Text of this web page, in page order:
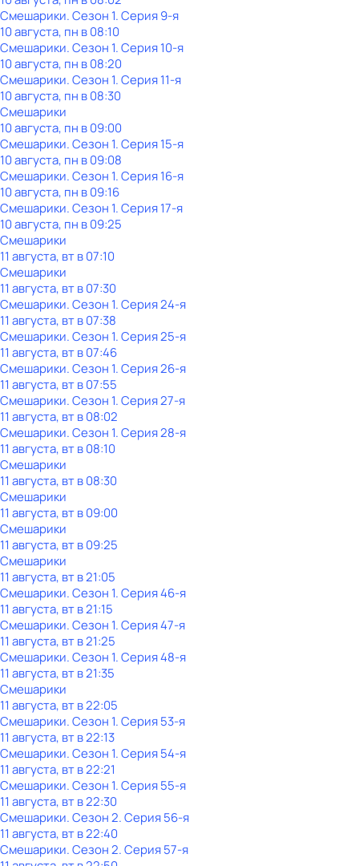
Смешарики. Сезон 1. Серия 9-я
10 августа, пн в 08:10
Смешарики. Сезон 1. Серия 10-я
10 августа, пн в 08:20
Смешарики. Сезон 1. Серия 11-я
10 августа, пн в 08:30
Смешарики
10 августа, пн в 09:00
Смешарики. Сезон 1. Серия 15-я
10 августа, пн в 09:08
Смешарики. Сезон 1. Серия 16-я
10 августа, пн в 09:16
Смешарики. Сезон 1. Серия 17-я
10 августа, пн в 09:25
Смешарики
11 августа, вт в 07:10
Смешарики
11 августа, вт в 07:30
Смешарики. Сезон 1. Серия 24-я
11 августа, вт в 07:38
Смешарики. Сезон 1. Серия 25-я
11 августа, вт в 07:46
Смешарики. Сезон 1. Серия 26-я
11 августа, вт в 07:55
Смешарики. Сезон 1. Серия 27-я
11 августа, вт в 08:02
Смешарики. Сезон 1. Серия 28-я
11 августа, вт в 08:10
Смешарики
11 августа, вт в 08:30
Смешарики
11 августа, вт в 09:00
Смешарики
11 августа, вт в 09:25
Смешарики
11 августа, вт в 21:05
Смешарики. Сезон 1. Серия 46-я
11 августа, вт в 21:15
Смешарики. Сезон 1. Серия 47-я
11 августа, вт в 21:25
Смешарики. Сезон 1. Серия 48-я
11 августа, вт в 21:35
Смешарики
11 августа, вт в 22:05
Смешарики. Сезон 1. Серия 53-я
11 августа, вт в 22:13
Смешарики. Сезон 1. Серия 54-я
11 августа, вт в 22:21
Смешарики. Сезон 1. Серия 55-я
11 августа, вт в 22:30
Смешарики. Сезон 2. Серия 56-я
11 августа, вт в 22:40
Смешарики. Сезон 2. Серия 57-я